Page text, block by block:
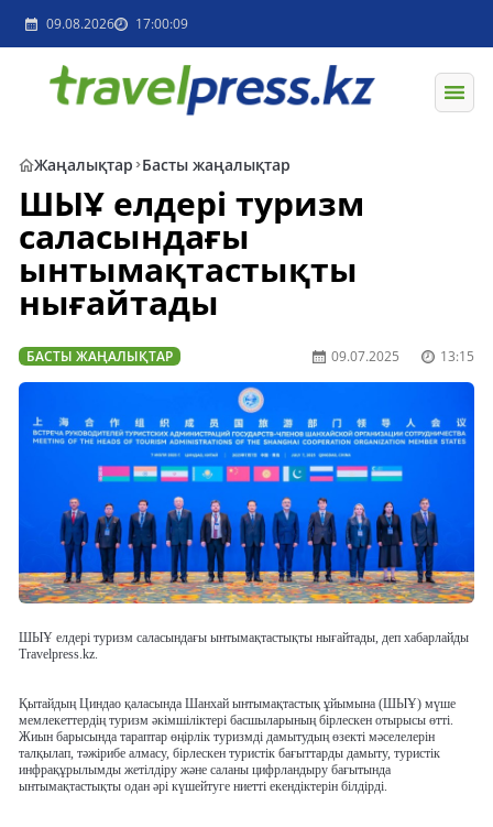
09.08.2026 17:00:09
Жаңалықтар Басты жаңалықтар
ШЫҰ елдері туризм
саласындағы
ынтымақтастықты
нығайтады
БАСТЫ ЖАҢАЛЫҚТАР 09.07.2025 13:15
ШЫҰ елдері туризм саласындағы ынтымақтастықты нығайтады, деп хабарлайды
Travelpress.kz.
Қытайдың Циндао қаласында Шанхай ынтымақтастық ұйымына (ШЫҰ) мүше
мемлекеттердің туризм әкімшіліктері басшыларының бірлескен отырысы өтті.
Жиын барысында тараптар өңірлік туризмді дамытудың өзекті мәселелерін
талқылап, тәжірибе алмасу, бірлескен туристік бағыттарды дамыту, туристік
инфрақұрылымды жетілдіру және саланы цифрландыру бағытында
ынтымақтастықты одан әрі күшейтуге ниетті екендіктерін білдірді.